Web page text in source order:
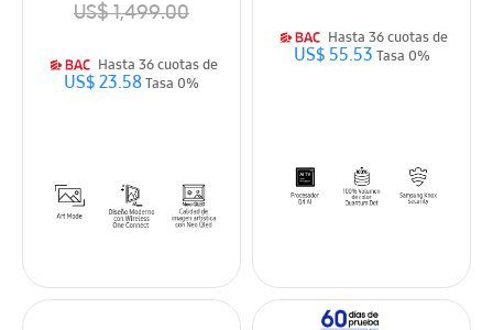
US$ 1,499.00
Hasta 36 cuotas de
US$ 23.58Tasa 0%
Hasta 36 cuotas de
US$ 55.53Tasa 0%